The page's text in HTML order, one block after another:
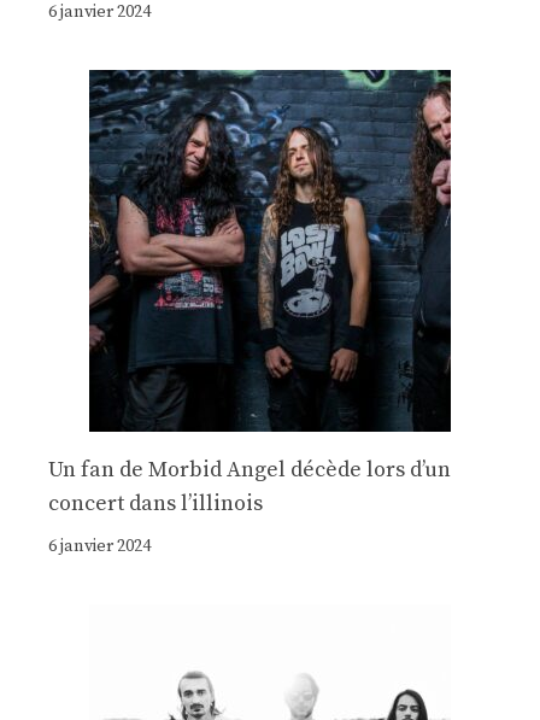
6 janvier 2024
Un fan de Morbid Angel décède lors d’un
concert dans l’illinois
6 janvier 2024